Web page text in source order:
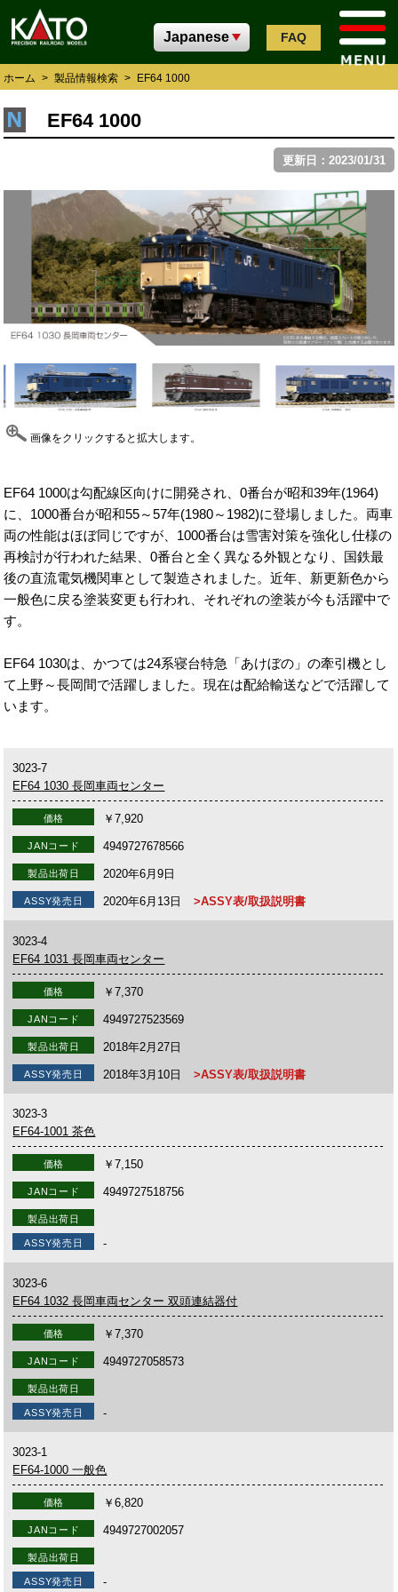
FAQ
ホーム > 製品情報検索 > EF64 1000
EF64 1000
更新日：2023/01/31
画像をクリックすると拡大します。
EF64 1000は勾配線区向けに開発され、0番台が昭和39年(1964)
に、1000番台が昭和55～57年(1980～1982)に登場しました。両車
両の性能はほぼ同じですが、1000番台は雪害対策を強化し仕様の
再検討が行われた結果、0番台と全く異なる外観となり、国鉄最
後の直流電気機関車として製造されました。近年、新更新色から
一般色に戻る塗装変更も行われ、それぞれの塗装が今も活躍中で
す。
EF64 1030は、かつては24系寝台特急「あけぼの」の牽引機とし
て上野～長岡間で活躍しました。現在は配給輸送などで活躍して
います。
3023-7
EF64 1030 長岡車両センター
価格 ￥7,920
JANコード 4949727678566
製品出荷日 2020年6月9日
ASSY発売日 2020年6月13日 >ASSY表/取扱説明書
3023-4
EF64 1031 長岡車両センター
価格 ￥7,370
JANコード 4949727523569
製品出荷日 2018年2月27日
ASSY発売日 2018年3月10日 >ASSY表/取扱説明書
3023-3
EF64-1001 茶色
価格 ￥7,150
JANコード 4949727518756
製品出荷日
ASSY発売日 -
3023-6
EF64 1032 長岡車両センター 双頭連結器付
価格 ￥7,370
JANコード 4949727058573
製品出荷日
ASSY発売日 -
3023-1
EF64-1000 一般色
価格 ￥6,820
JANコード 4949727002057
製品出荷日
ASSY発売日 -